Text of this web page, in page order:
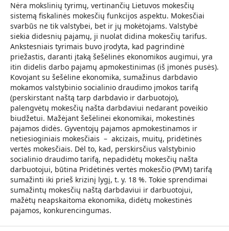
Nėra mokslinių tyrimų, vertinančių Lietuvos mokesčių
sistemą fiskalinės mokesčių funkcijos aspektu. Mokesčiai
svarbūs ne tik valstybei, bet ir jų mokėtojams. Valstybė
siekia didesnių pajamų, ji nuolat didina mokesčių tarifus.
Ankstesniais tyrimais buvo įrodyta, kad pagrindinė
priežastis, daranti įtaką šešėlinės ekonomikos augimui, yra
itin didelis darbo pajamų apmokestinimas (iš įmonės pusės).
Kovojant su šešėline ekonomika, sumažinus darbdavio
mokamos valstybinio socialinio draudimo įmokos tarifą
(perskirstant naštą tarp darbdavio ir darbuotojo),
palengvėtų mokesčių našta darbdaviui nedarant poveikio
biudžetui. Mažėjant šešėlinei ekonomikai, mokestinės
pajamos didės. Gyventojų pajamos apmokestinamos ir
netiesioginiais mokesčiais – akcizais, muitų, pridėtinės
vertės mokesčiais. Dėl to, kad, perskirsčius valstybinio
socialinio draudimo tarifą, nepadidėtų mokesčių našta
darbuotojui, būtina Pridėtinės vertės mokesčio (PVM) tarifą
sumažinti iki prieš krizinį lygį, t. y. 18 %. Tokie sprendimai
sumažintų mokesčių naštą darbdaviui ir darbuotojui,
mažėtų neapskaitoma ekonomika, didėtų mokestinės
pajamos, konkurencingumas.